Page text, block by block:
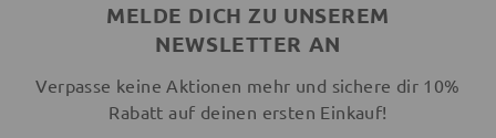
MELDE DICH ZU UNSEREM
NEWSLETTER AN
Verpasse keine Aktionen mehr und sichere dir 10%
Rabatt auf deinen ersten Einkauf!